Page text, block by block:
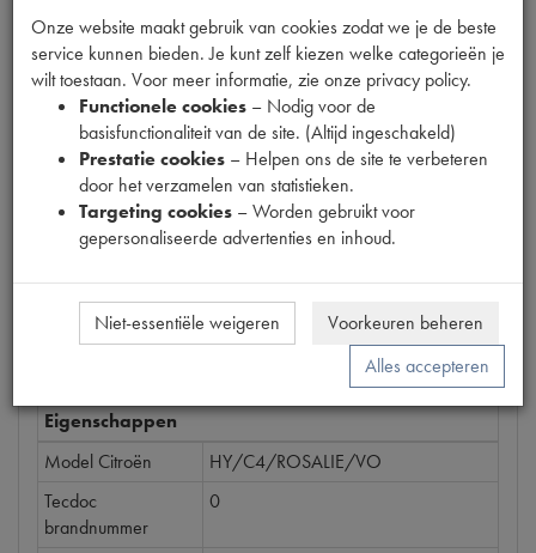
Productnummer
1903004
9 72 (€8,03excl. btw)
Bestel
Specificaties Omschrijving
Eigenschappen
Model Citroën
HY/C4/ROSALIE/VO
Tecdoc
brandnummer
0
Onze website maakt gebruik van cookies zodat we je de beste
service kunnen bieden. Je kunt zelf kiezen welke categorieën je
wilt toestaan. Voor meer informatie, zie onze privacy policy.
Functionele cookies – Nodig voor de
basisfunctionaliteit van de site. (Altijd ingeschakeld)
Prestatie cookies – Helpen ons de site te verbeteren
door het verzamelen van statistieken.
Targeting cookies – Worden gebruikt voor
gepersonaliseerde advertenties en inhoud.
Niet-essentiële weigeren
Voorkeuren beheren
Alles accepteren